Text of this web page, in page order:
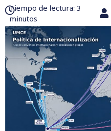
Tiempo de lectura:‎ 3
minutos